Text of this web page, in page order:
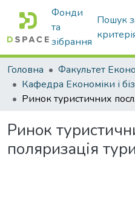
Фонди
та
зібрання
Пошук
Головна
Ринок
Ринок
поляризація